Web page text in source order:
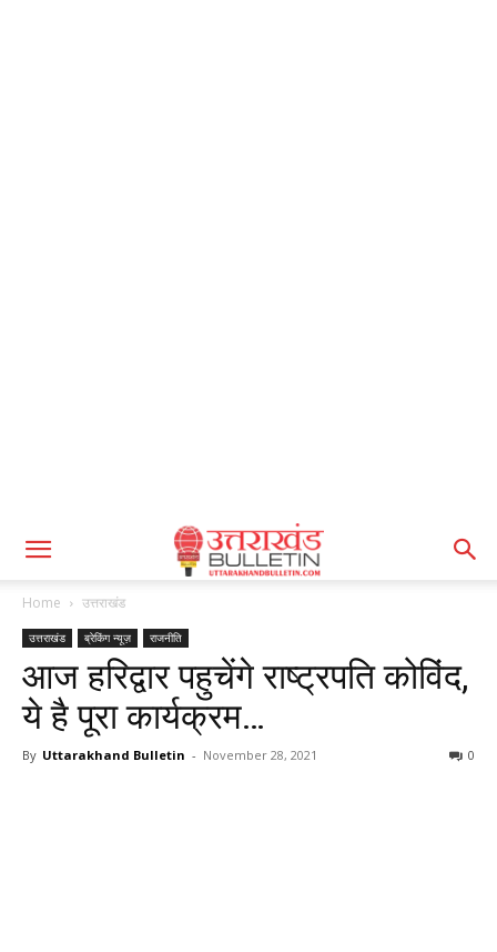
Home उत्तराखंड
उत्तराखंड ब्रेकिंग न्यूज़ राजनीति
आज हरिद्वार पहुचेंगे राष्ट्रपति कोविंद,
ये है पूरा कार्यक्रम…
By Uttarakhand Bulletin - November 28, 2021 0